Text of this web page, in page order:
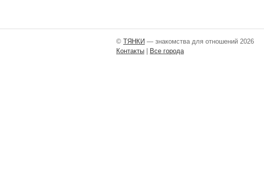
© ТЯНКИ — знакомства для отношений 2026
Контакты
Все города